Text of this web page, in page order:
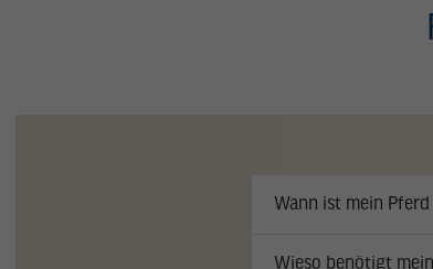
Wann ist mein
Wieso benötigt